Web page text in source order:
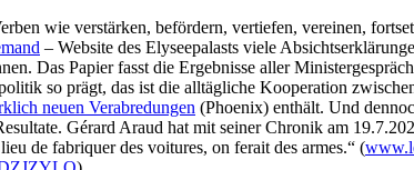
wie verstärken, befördern, vertiefen, vereinen,
– Website des Elyseepalasts viele
Das Papier fasst die Ergebnisse aller
so prägt, das ist die alltägliche Kooperation
neuen Verabredungen (Phoenix) enthält. Und
Gérard Araud hat mit seiner Chronik am
de fabriquer des voitures, on ferait des armes.“ (